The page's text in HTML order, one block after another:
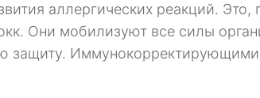
аллергических реакций.
Они мобилизуют все силы
защиту. Иммунокорректирующими